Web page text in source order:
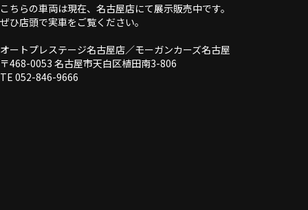
こちらの車両は現在、名古屋店にて展示販売中です。
ぜひ店頭で実車をご覧ください。
オートプレステージ名古屋店／モーガンカーズ名古屋
〒468-0053 名古屋市天白区植田南3-806
TE 052-846-9666